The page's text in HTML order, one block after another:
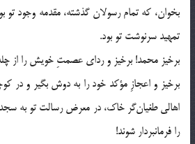
بخوان، که تمام رسولان گذشته، مقدمه وجود تو
تمهید سرنوشت تو بود.
برخیز محمد! برخیز و ردای عصمتِ خویش را از
برخیز و اعجازِ مؤکد خود را به دوش بگیر و در
اهالی طغیان‌گر خاک، در معرض رسالت تو به
را فرمانبردار شوند!